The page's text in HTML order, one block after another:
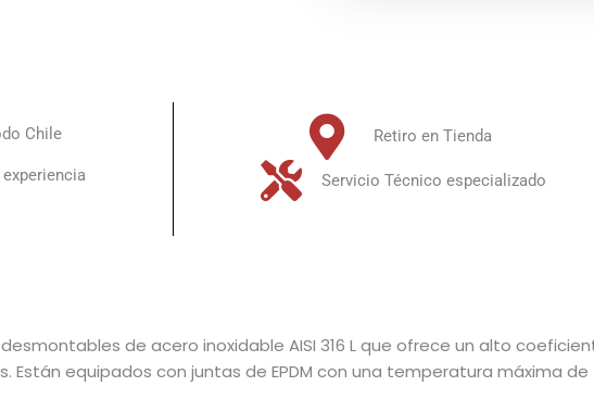
Chile Retiro en Tienda
Servicio Técnico especializado
de acero inoxidable AISI 316 L que ofrece un alto
Están equipados con juntas de EPDM con una temperatura máxima